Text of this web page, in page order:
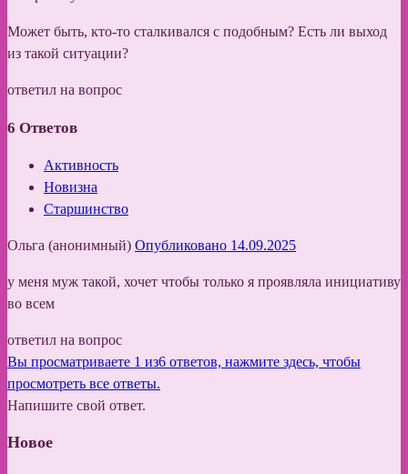
Может быть, кто-то сталкивался с подобным? Есть ли выход
из такой ситуации?
ответил на вопрос
6 Ответов
Активность
Новизна
Старшинство
Ольга (анонимный) Опубликовано 14.09.2025
у меня муж такой, хочет чтобы только я проявляла инициативу
во всем
ответил на вопрос
Вы просматриваете 1 из6 ответов, нажмите здесь, чтобы
просмотреть все ответы.
Напишите свой ответ.
Новое